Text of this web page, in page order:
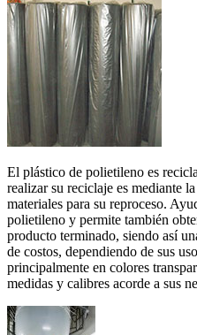
El plástico de polietileno es
realizar su reciclaje es mediante
materiales para su reproceso.
polietileno y permite también
producto terminado, siendo así
de costos, dependiendo de sus
principalmente en colores
medidas y calibres acorde a sus